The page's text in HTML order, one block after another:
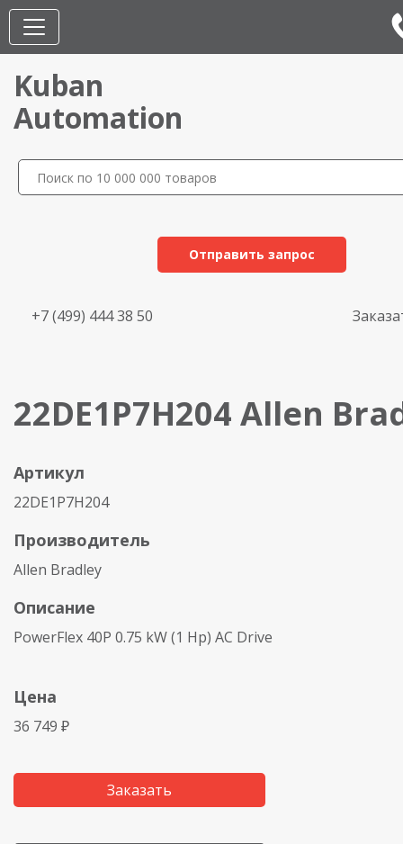
Kuban
Automation
Отправить запрос
+7 (499) 444 38 50
22DE1P7H204 Allen
Артикул
22DE1P7H204
Производитель
Allen Bradley
Описание
PowerFlex 40P 0.75 kW (1 Hp) AC Drive
Цена
36 749 ₽
Заказать